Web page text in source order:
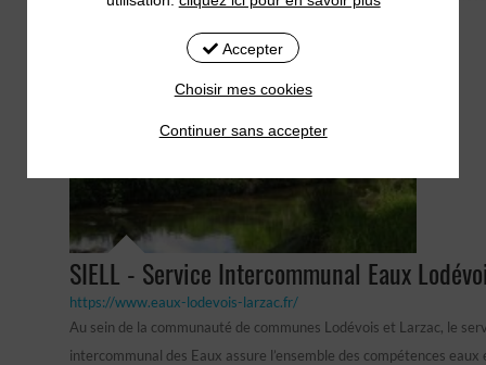
SIELL - Service Intercommunal Eaux
https://www.eaux-lodevois-larzac.fr/
Au sein de la communauté de communes Lodévois et Larzac, le
intercommunal des Eaux assure l’ensemble des compétences eaux
Accepter
Choisir mes cookies
Continuer sans accepter